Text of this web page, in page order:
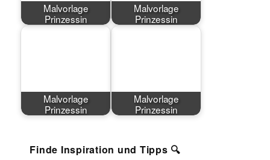
Malvorlage
Prinzessin
Malvorlage
Prinzessin
Malvorlage
Prinzessin
Malvorlage
Prinzessin
Finde Inspiration und Tipps 🔍